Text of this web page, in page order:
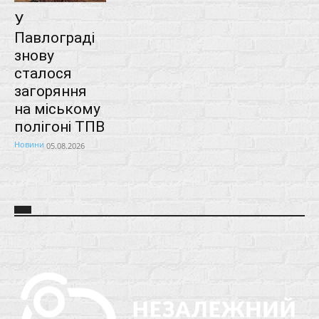
У
Павлограді
знову
сталося
загоряння
на міському
полігоні ТПВ
Новини 05.08.2026